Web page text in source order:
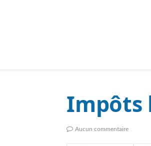
Impôts
Aucun commentaire